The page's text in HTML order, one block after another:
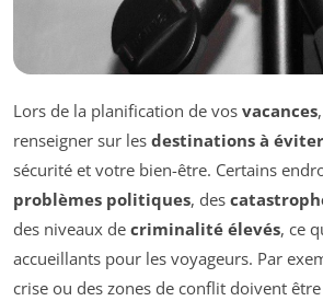
Lors de la planification de vos vacances
renseigner sur les destinations à éviter
sécurité et votre bien-être. Certains
problèmes politiques, des
des niveaux de criminalité élevés, ce
accueillants pour les voyageurs. Par
crise ou des zones de conflit doivent